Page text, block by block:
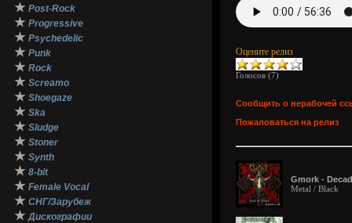
★ Post-Rock
★ Progressive
★ Psychedelic
★ Punk
★ Rock
★ Screamo
★ Shoegaze
★ Ska
★ Sludge
★ Stoner
★ Synth
★ 8-bit
★ Female Vocal
★ СНГ/Зарубеж
★ Дискографии
Оцените релиз
Голосов (7)
Сообщить о нерабочей
Пожаловаться на релиз
Gmork -
Metal / Black